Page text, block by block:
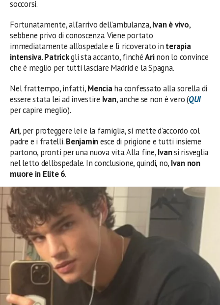
soccorsi.
Fortunatamente, all’arrivo dell’ambulanza,Ivan è vivo,
sebbene privo di conoscenza. Viene portato
immediatamente all’ospedale e lì ricoverato in terapia
intensiva.Patrickgli sta accanto, finchéArinon lo convince
che è meglio per tutti lasciare Madrid e la Spagna.
Nel frattempo, infatti,Menciaha confessato alla sorella di
essere stata lei ad investire Ivan, anche se non è vero (QUI
per capire meglio).
Ari, per proteggere lei e la famiglia, si mette d’accordo col
padre e i fratelli.Benjaminesce di prigione e tutti insieme
partono, pronti per una nuova vita. Alla fine,Ivansi risveglia
nel letto dell’ospedale. In conclusione, quindi, no, Ivan non
muore in Elite 6.